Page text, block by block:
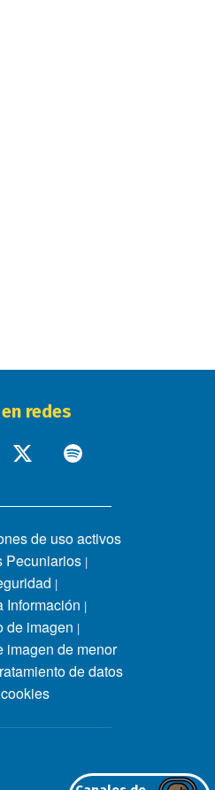
redes
de uso activos
Pecuniarios |
|
Información |
de imagen |
imagen de menor
de datos